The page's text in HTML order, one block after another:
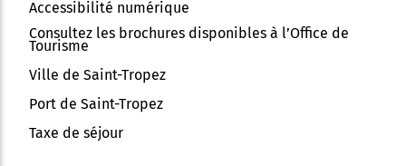
Accessibilité numérique
Consultez les brochures disponibles à l’Office de
Tourisme
Ville de Saint-Tropez
Port de Saint-Tropez
Taxe de séjour